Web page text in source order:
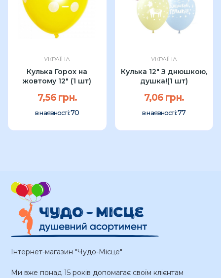
УКРАЇНА
Кулька Горох на
жовтому 12″ (1 шт)
7,56 грн.
в наявності:70
УКРАЇНА
Кулька 12" З днюшкою,
душка!(1 шт)
7,06 грн.
в наявності:77
Інтернет-магазин "Чудо-Місце"
Ми вже понад 15 років допомагає своїм клієнтам